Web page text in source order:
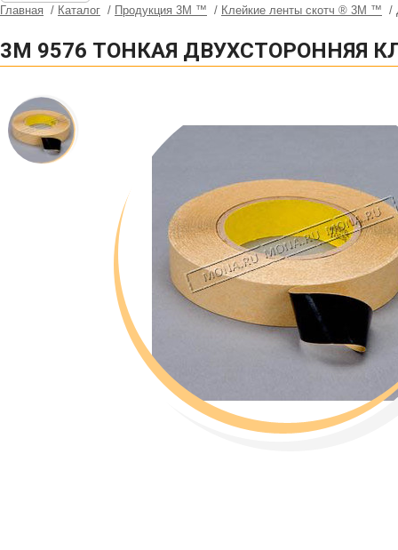
Главная Каталог Продукция 3M ™ Клейкие ленты скотч ® 3M ™
3M 9576 ТОНКАЯ ДВУХСТОРОННЯЯ